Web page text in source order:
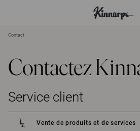
Contact
Contactez
Service client
Vente de produits et de services